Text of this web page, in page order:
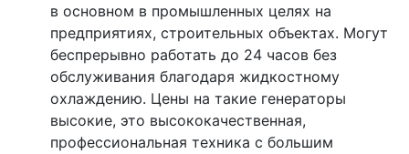
в основном в промышленных целях на
предприятиях, строительных объектах. Могут
беспрерывно работать до 24 часов без
обслуживания благодаря жидкостному
охлаждению. Цены на такие генераторы
высокие, это высококачественная,
профессиональная техника с большим